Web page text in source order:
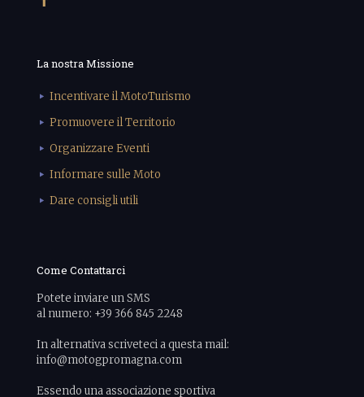
La nostra Missione
Incentivare il MotoTurismo
Promuovere il Territorio
Organizzare Eventi
Informare sulle Moto
Dare consigli utili
Come Contattarci
Potete inviare un SMS
al numero: +39 366 845 2248
In alternativa scriveteci a questa mail:
info@motogpromagna.com
Essendo una associazione sportiva